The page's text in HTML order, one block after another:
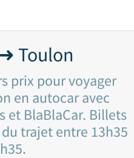
Toulon
prix pour voyager
en autocar avec
et BlaBlaCar. Billets
trajet entre 13h35